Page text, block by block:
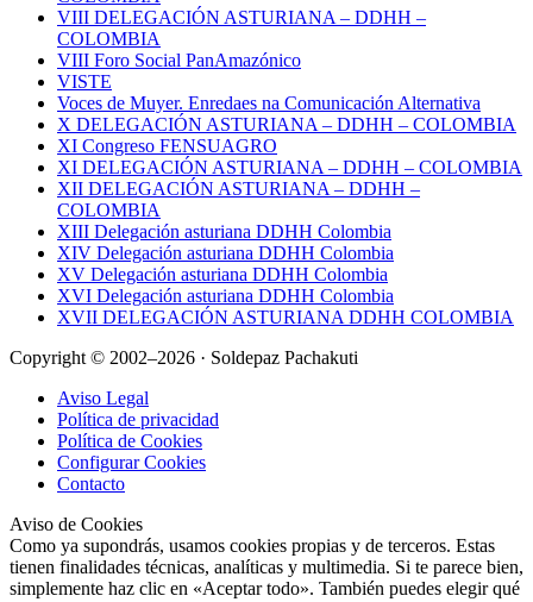
VIII DELEGACIÓN ASTURIANA – DDHH –
COLOMBIA
VIII Foro Social PanAmazónico
VISTE
Voces de Muyer. Enredaes na Comunicación Alternativa
X DELEGACIÓN ASTURIANA – DDHH – COLOMBIA
XI Congreso FENSUAGRO
XI DELEGACIÓN ASTURIANA – DDHH – COLOMBIA
XII DELEGACIÓN ASTURIANA – DDHH –
COLOMBIA
XIII Delegación asturiana DDHH Colombia
XIV Delegación asturiana DDHH Colombia
XV Delegación asturiana DDHH Colombia
XVI Delegación asturiana DDHH Colombia
XVII DELEGACIÓN ASTURIANA DDHH COLOMBIA
Copyright © 2002–2026 · Soldepaz Pachakuti
Aviso Legal
Política de privacidad
Política de Cookies
Configurar Cookies
Contacto
Aviso de Cookies
Como ya supondrás, usamos cookies propias y de terceros. Estas
tienen finalidades técnicas, analíticas y multimedia. Si te parece bien,
simplemente haz clic en «Aceptar todo». También puedes elegir qué